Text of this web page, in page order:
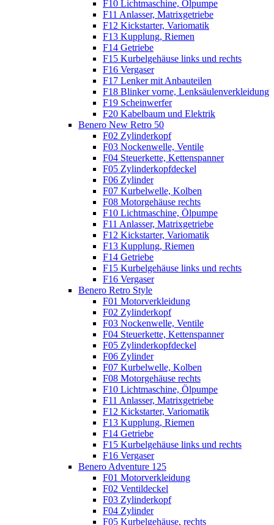
F10 Lichtmaschine, Ölpumpe
F11 Anlasser, Matrixgetriebe
F12 Kickstarter, Variomatik
F13 Kupplung, Riemen
F14 Getriebe
F15 Kurbelgehäuse links und rechts
F16 Vergaser
F17 Lenker mit Anbauteilen
F18 Blinker vorne, Lenksäulenverkleidung
F19 Scheinwerfer
F20 Kabelbaum und Elektrik
Benero New Retro 50
F02 Zylinderkopf
F03 Nockenwelle, Ventile
F04 Steuerkette, Kettenspanner
F05 Zylinderkopfdeckel
F06 Zylinder
F07 Kurbelwelle, Kolben
F08 Motorgehäuse rechts
F10 Lichtmaschine, Ölpumpe
F11 Anlasser, Matrixgetriebe
F12 Kickstarter, Variomatik
F13 Kupplung, Riemen
F14 Getriebe
F15 Kurbelgehäuse links und rechts
F16 Vergaser
Benero Retro Style
F01 Motorverkleidung
F02 Zylinderkopf
F03 Nockenwelle, Ventile
F04 Steuerkette, Kettenspanner
F05 Zylinderkopfdeckel
F06 Zylinder
F07 Kurbelwelle, Kolben
F08 Motorgehäuse rechts
F10 Lichtmaschine, Ölpumpe
F11 Anlasser, Matrixgetriebe
F12 Kickstarter, Variomatik
F13 Kupplung, Riemen
F14 Getriebe
F15 Kurbelgehäuse links und rechts
F16 Vergaser
Benero Adventure 125
F01 Motorverkleidung
F02 Ventildeckel
F03 Zylinderkopf
F04 Zylinder
F05 Kurbelgehäuse, rechts